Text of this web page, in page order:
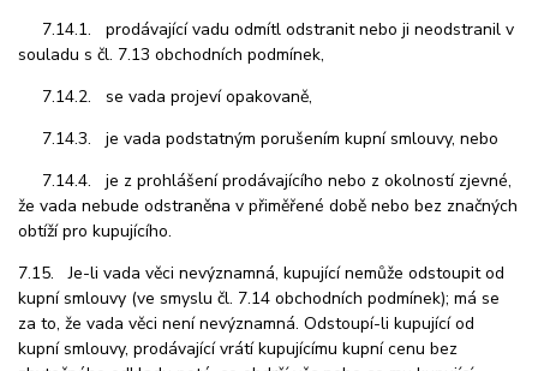
7.14.1. prodávající vadu odmítl odstranit nebo ji neodstranil v
souladu s čl. 7.13 obchodních podmínek,
7.14.2. se vada projeví opakovaně,
7.14.3. je vada podstatným porušením kupní smlouvy, nebo
7.14.4. je z prohlášení prodávajícího nebo z okolností zjevné,
že vada nebude odstraněna v přiměřené době nebo bez značných
obtíží pro kupujícího.
7.15. Je-li vada věci nevýznamná, kupující nemůže odstoupit od
kupní smlouvy (ve smyslu čl. 7.14 obchodních podmínek); má se
za to, že vada věci není nevýznamná. Odstoupí-li kupující od
kupní smlouvy, prodávající vrátí kupujícímu kupní cenu bez